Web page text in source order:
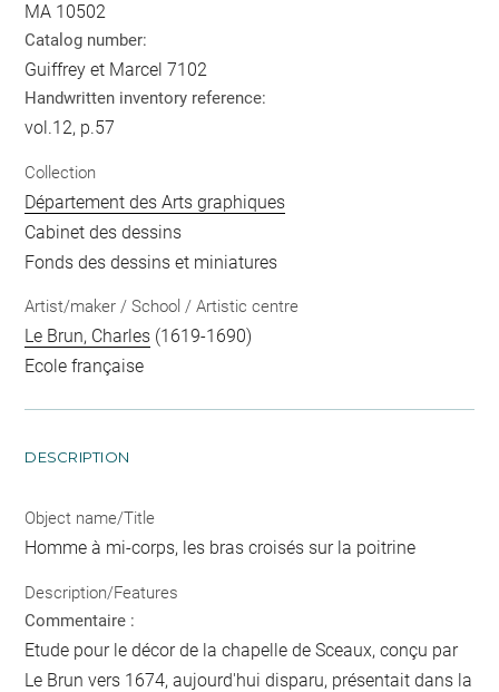
MA 10502
Catalog number:
Guiffrey et Marcel 7102
Handwritten inventory reference:
vol.12, p.57
Collection
Département des Arts graphiques
Cabinet des dessins
Fonds des dessins et miniatures
Artist/maker / School / Artistic centre
Le Brun, Charles (1619-1690)
Ecole française
DESCRIPTION
Object name/Title
Homme à mi-corps, les bras croisés sur la poitrine
Description/Features
Commentaire :
Etude pour le décor de la chapelle de Sceaux, conçu par
Le Brun vers 1674, aujourd'hui disparu, présentait dans la